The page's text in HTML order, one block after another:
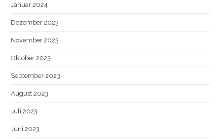
Januar 2024
Dezember 2023
November 2023
Oktober 2023
September 2023
August 2023
Juli 2023
Juni 2023